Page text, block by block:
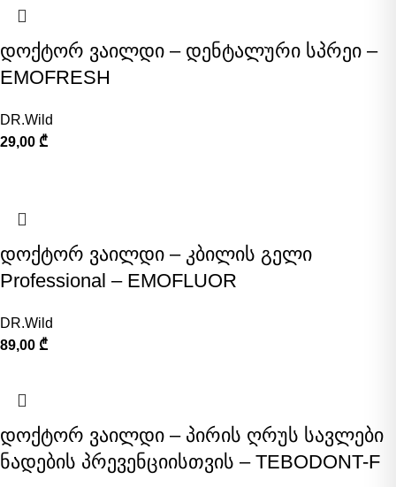
დოქტორ ვაილდი – დენტალური სპრეი –
EMOFRESH
DR.Wild
29,00 ₾
დოქტორ ვაილდი – კბილის გელი
Professional – EMOFLUOR
DR.Wild
89,00 ₾
დოქტორ ვაილდი – პირის ღრუს სავლები
ნადების პრევენციისთვის – TEBODONT-F